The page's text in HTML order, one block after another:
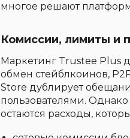
многое решают
Комиссии, лимиты и
Маркетинг Trustee Plus
обмен стейблкоинов,
Store дублирует
пользователями. Однако
остаются расходы,